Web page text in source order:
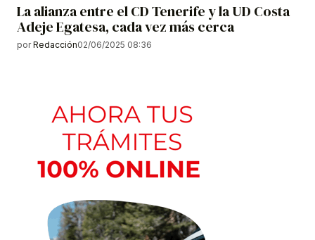
La alianza entre el CD Tenerife y la UD Costa
Adeje Egatesa, cada vez más cerca
por Redacción02/06/2025 08:36